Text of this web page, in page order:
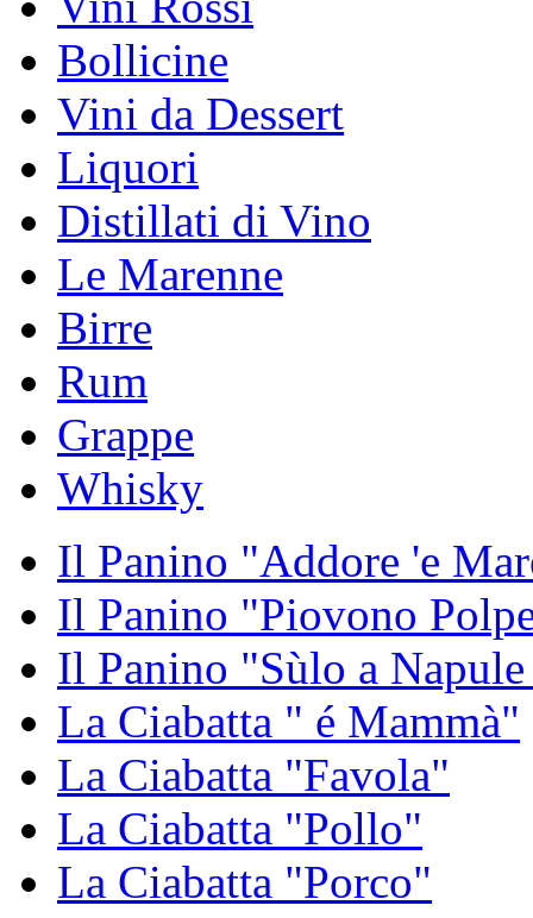
Bollicine
Vini da Dessert
Liquori
Distillati di Vino
Le Marenne
Birre
Rum
Grappe
Whisky
Il Panino "Addore 'e
Il Panino "Piovono
Il Panino "Sùlo a
La Ciabatta " é Mammà"
La Ciabatta "Favola"
La Ciabatta "Pollo"
La Ciabatta "Porco"